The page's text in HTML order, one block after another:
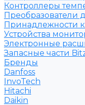
Контроллеры
Преобразователи
Принадлежности
Устройства
Электронные
Запасные части
Бренды
Danfoss
InvoTech
Hitachi
Daikin